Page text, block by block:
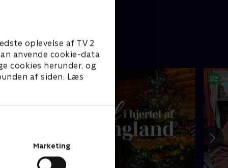
oplevelse af TV 2
anvende cookie-data
cookies herunder, og
af siden. Læs
Marketing